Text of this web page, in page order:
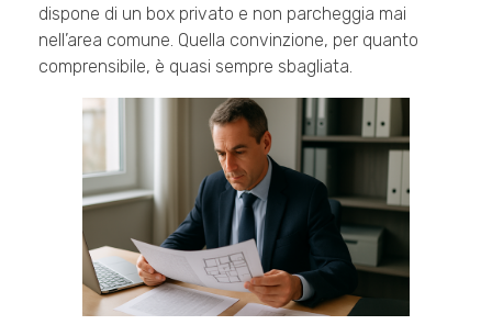
dispone di un box privato e non parcheggia mai
nell’area comune. Quella convinzione, per quanto
comprensibile, è quasi sempre sbagliata.